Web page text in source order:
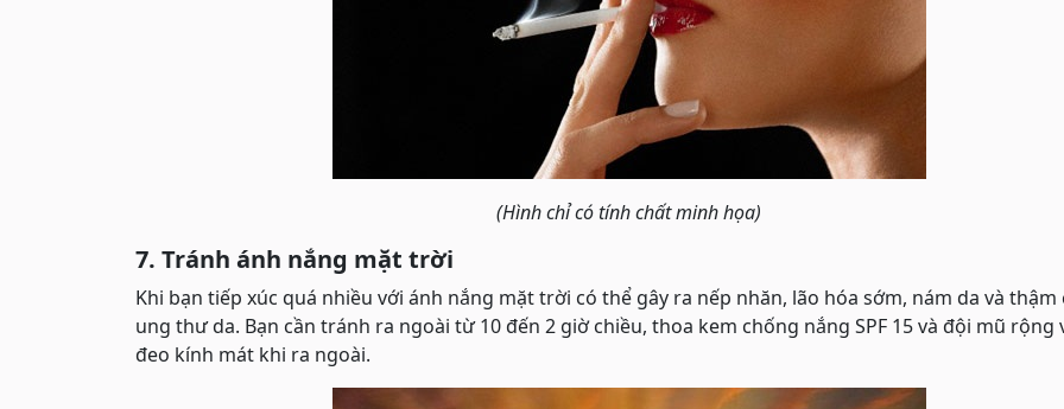
(Hình chỉ có tính chất minh họa)
7. Tránh ánh nắng mặt trời
Khi bạn tiếp xúc quá nhiều với ánh nắng mặt trời có thể gây ra nếp nhăn, lão hóa sớm, nám da và thậm
ung thư da. Bạn cần tránh ra ngoài từ 10 đến 2 giờ chiều, thoa kem chống nắng SPF 15 và đội mũ rộng
đeo kính mát khi ra ngoài.